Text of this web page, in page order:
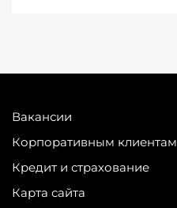
Вакансии
Корпоративным клиентам
Кредит и страхование
Карта сайта